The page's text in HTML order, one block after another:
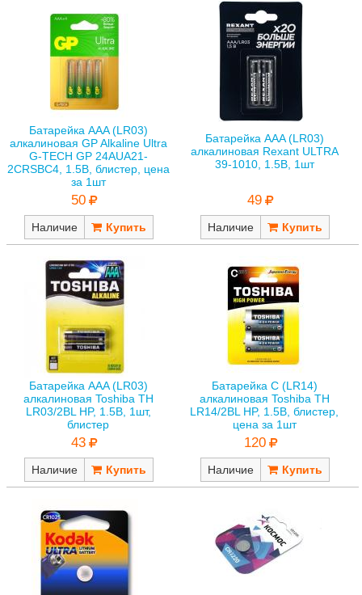
Батарейка AAA (LR03)
алкалиновая GP Alkaline Ultra
G-TECH GP 24AUA21-
2CRSBC4, 1.5В, блистер, цена
за 1шт
50
Наличие
Батарейка AAA (LR03)
алкалиновая Rexant ULTRA
39-1010, 1.5В, 1шт
49
Наличие
Батарейка AAA (LR03)
алкалиновая Toshiba TH
LR03/2BL HP, 1.5В, 1шт,
блистер
43
Наличие
Батарейка C (LR14)
алкалиновая Toshiba TH
LR14/2BL HP, 1.5В, блистер,
цена за 1шт
120
Наличие